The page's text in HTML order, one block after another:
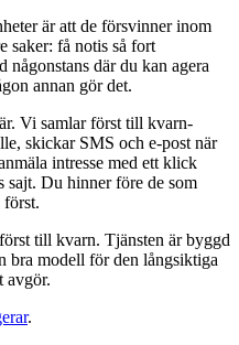
är att de försvinner inom
saker: få notis så fort
någonstans där du kan agera
annan gör det.
Vi samlar först till kvarn-
skickar SMS och e-post när
intresse med ett klick
sajt. Du hinner före de som
först.
till kvarn. Tjänsten är byggd
bra modell för den långsiktiga
avgör.
.